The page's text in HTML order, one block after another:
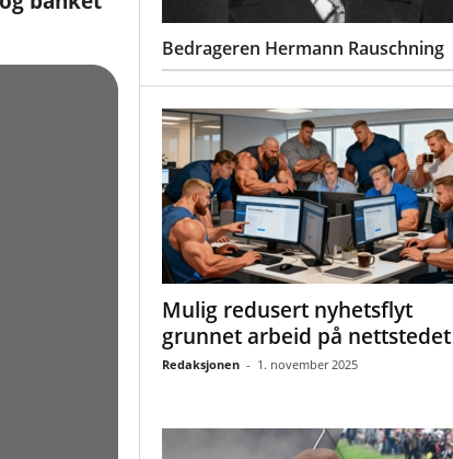
Bedrageren Hermann Rauschning
Mulig redusert nyhetsflyt
grunnet arbeid på nettstedet
Redaksjonen - 1. november 2025